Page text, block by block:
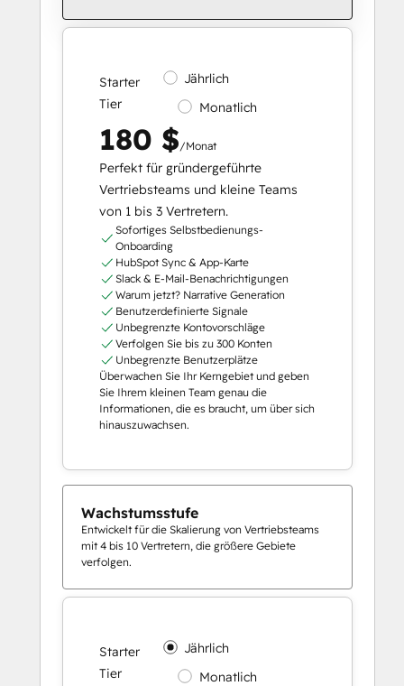
Starter
Tier
Jährlich
Monatlich
180 $/Monat
Perfekt für gründergeführte
Vertriebsteams und kleine Teams
von 1 bis 3 Vertretern.
Sofortiges Selbstbedienungs-
Onboarding
HubSpot Sync & App-Karte
Slack & E-Mail-Benachrichtigungen
Warum jetzt? Narrative Generation
Benutzerdefinierte Signale
Unbegrenzte Kontovorschläge
Verfolgen Sie bis zu 300 Konten
Unbegrenzte Benutzerplätze
Überwachen Sie Ihr Kerngebiet und geben
Sie Ihrem kleinen Team genau die
Informationen, die es braucht, um über sich
hinauszuwachsen.
Wachstumsstufe
Entwickelt für die Skalierung von Vertriebsteams
mit 4 bis 10 Vertretern, die größere Gebiete
verfolgen.
Starter
Tier
Jährlich
Monatlich